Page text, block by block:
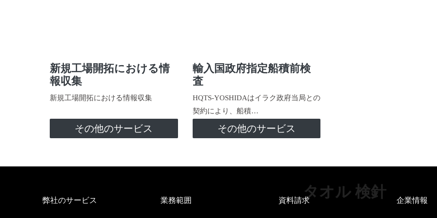
新規工場開拓における情
報収集
新規工場開拓における情報収集
その他のサービス
輸入国政府指定船積前検
査
HQTS-YOSHIDAはイラク政府当局との
契約により、船積…
その他のサービス
タオル 検針
弊社のサービス 業務範囲 資料請求 企業情報